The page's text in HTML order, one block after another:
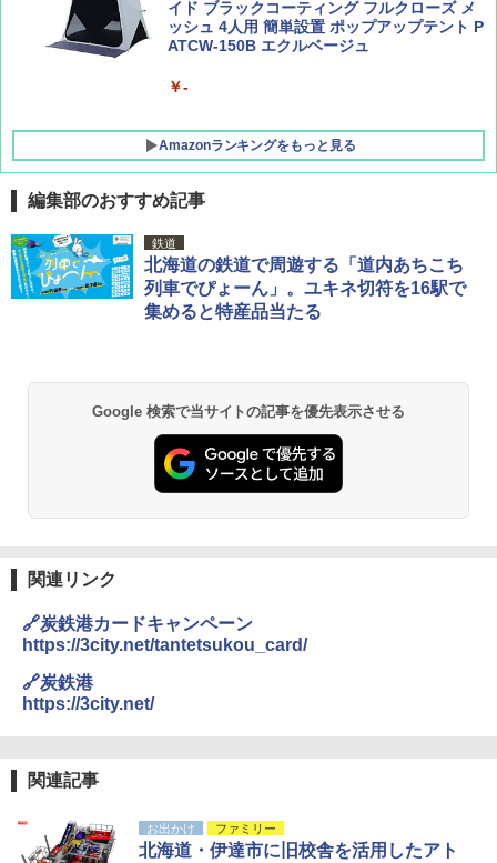
イド ブラックコーティング フルクローズ メ
ッシュ 4人用 簡単設置 ポップアップテント P
ATCW-150B エクルベージュ
￥-
Amazonランキングをもっと見る
GRANDOOR ステンレス保冷剤 2個セット 2
026リニューアル 急速冷凍 空間倍増 衛生的
コンパクト 保冷力長持ち
￥2,980
DEWEL パラソル 大型 ビーチ アウトドアパ
防水 UVカット 4段階高さ調整 軽量 収納袋付
き
￥6,459
付き ヒグマ・イノシシ対策 自治体・教育機
関の購入実績 登山・キャンプ・アウトドア・
防災用品 長期保存可能 緊急時用 日本国内発
ンパクト多機能設計 持ち運び便利 アウトド
ア/オフィス/教育現場/展示会用 緑
編集部のおすすめ記事
鉄道
北海道の鉄道で周遊する「道内あちこち
列車でぴょーん」。ユキネ切符を16駅で
集めると特産品当たる
Google 検索で当サイトの記事を優先表示させる
関連リンク
🔗炭鉄港カードキャンペーン
https://3city.net/tantetsukou_card/
🔗炭鉄港
https://3city.net/
関連記事
お出かけ ファミリー
北海道・伊達市に旧校舎を活用したアト